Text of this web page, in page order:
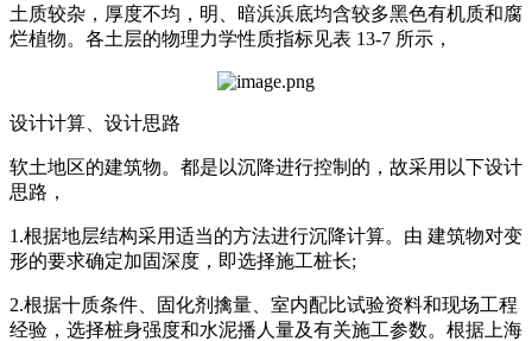
土质较杂，厚度不均，明、暗浜浜底均含较多黑色有机质和腐
烂植物。各土层的物理力学性质指标见表 13-7 所示，
设计计算、设计思路
软土地区的建筑物。都是以沉降进行控制的，故采用以下设计
思路，
1.根据地层结构采用适当的方法进行沉降计算。由 建筑物对变
形的要求确定加固深度，即选择施工桩长;
2.根据十质条件、固化剂擒量、室内配比试验资料和现场工程
经验，选择桩身强度和水泥播人量及有关施工参数。根据上海